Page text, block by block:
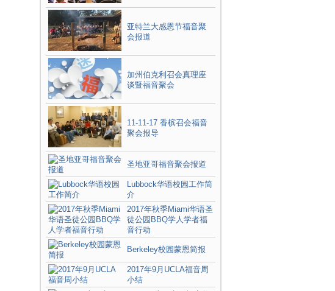
亚特兰大感恩节福音聚
会报道
加州伯克利召会真理座
谈暨福音聚会
11-11-17 香槟召会福音
聚会报导
圣地亚哥福音聚会报道
Lubbock华语校园工作简
介
2017年秋季Miami华语圣
徒公园BBQ学人学者福
音行动
Berkeley校园蒙恩简报
2017年9月UCLA福音周
小结